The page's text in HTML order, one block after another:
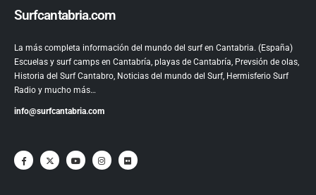
Surfcantabria.com
La más completa información del mundo del surf en Cantabria. (España)
Escuelas y surf camps en Cantabría, playas de Cantabría, Prevsión de olas,
Historia del Surf Cantabro, Noticias del mundo del Surf, Hermisferio Surf
Radio y mucho más…
info@surfcantabria.com